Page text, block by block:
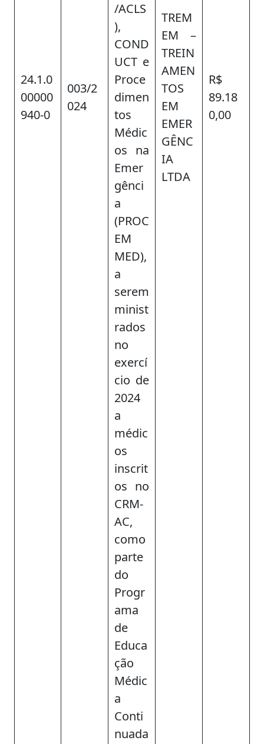
24.1.0
00000
940-0
003/2
024
/ACLS
),
COND
UCT e
Proce
dimen
tos
Médic
os na
Emer
gênci
a
(PROC
EM
MED),
a
serem
minist
rados
no
exercí
cio de
2024
a
médic
os
inscrit
os no
CRM-
AC,
como
parte
do
Progr
ama
de
Educa
ção
Médic
a
Conti
nuada
TREM
EM –
TREIN
AMEN
TOS
EM
EMER
GÊNC
IA
LTDA
R$
89.18
0,00